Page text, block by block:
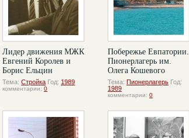
Лидер движения МЖК
Евгений Королев и
Борис Ельцин
Тема: Стройка Год: 1989
комментарии: 0
Побережье Евпатории.
Пионерлагерь им.
Олега Кошевого
Тема: Пионерлагерь Год:
1989
комментарии: 0